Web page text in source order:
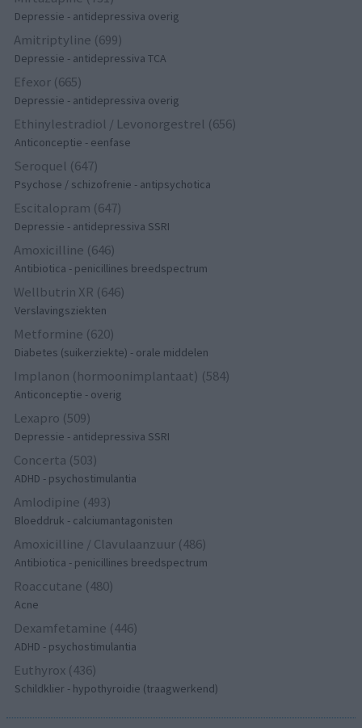
Depressie - antidepressiva overig
Amitriptyline (699)
Depressie - antidepressiva TCA
Efexor (665)
Depressie - antidepressiva overig
Ethinylestradiol / Levonorgestrel (656)
Anticonceptie - eenfase
Seroquel (647)
Psychose / schizofrenie - antipsychotica
Escitalopram (647)
Depressie - antidepressiva SSRI
Amoxicilline (646)
Antibiotica - penicillines breedspectrum
Wellbutrin XR (646)
Verslavingsziekten
Metformine (620)
Diabetes (suikerziekte) - orale middelen
Implanon (hormoonimplantaat) (584)
Anticonceptie - overig
Lexapro (509)
Depressie - antidepressiva SSRI
Concerta (503)
ADHD - psychostimulantia
Amlodipine (493)
Bloeddruk - calciumantagonisten
Amoxicilline / Clavulaanzuur (486)
Antibiotica - penicillines breedspectrum
Roaccutane (480)
Acne
Dexamfetamine (446)
ADHD - psychostimulantia
Euthyrox (436)
Schildklier - hypothyroidie (traagwerkend)